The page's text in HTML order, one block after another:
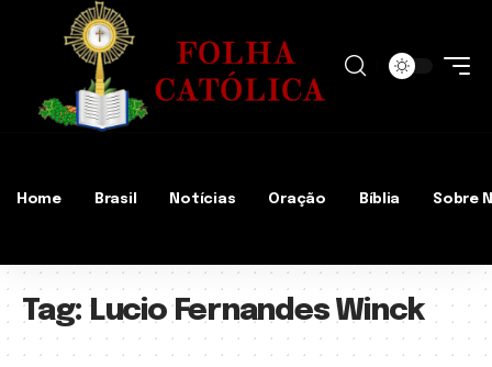
Home Brasil Notícias Oração Bíblia Sobre
Tag: Lucio Fernandes Winck